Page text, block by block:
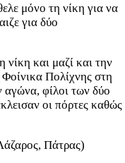
μόνο τη νίκη για να
για δύο
και μαζί και την
Πολίχνης στη
αγώνα, φίλοι των δύο
οι πόρτες καθώς
Πάτρας)